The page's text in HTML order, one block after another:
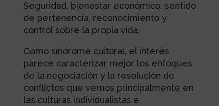
Seguridad, bienestar económico, sentido
de pertenencia, reconocimiento y
control sobre la propia vida.
Como síndrome cultural, el interés
parece caracterizar mejor los enfoques
de la negociación y la resolución de
conflictos que vemos principalmente en
las culturas individualistas e